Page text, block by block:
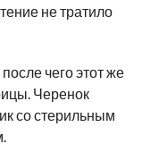
не тратило
чего этот же
Черенок
со стерильным